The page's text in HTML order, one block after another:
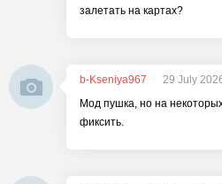
залетать на картах?
b-Kseniya967
29 July
Мод пушка, но на
фиксить.